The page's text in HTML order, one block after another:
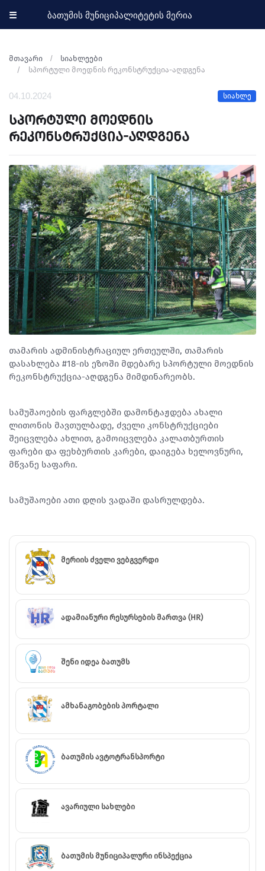
☰ ბათუმის მუნიციპალიტეტის მერია
მთავარი
სიახლეები
სპორტული მოედნის რეკონსტრუქცია-აღდგენა
04.10.2024 სიახლე
სპორტული მოედნის
რეკონსტრუქცია-აღდგენა
თამარის ადმინისტრაციულ ერთეულში, თამარის
დასახლება #18-ის ეზოში მდებარე სპორტული მოედნის
რეკონსტრუქცია-აღდგენა მიმდინარეობს.
სამუშაოების ფარგლებში დამონტაჟდება ახალი
ლითონის მავთულბადე, ძველი კონსტრუქციები
შეიცვლება ახლით, გამოიცვლება კალათბურთის
ფარები და ფეხბურთის კარები, დაიგება ხელოვნური,
მწვანე საფარი.
სამუშაოები ათი დღის ვადაში დასრულდება.
მერიის ძველი ვებგვერდი
ადამიანური რესურსების მართვა (HR)
შენი იდეა ბათუმს
ამხანაგობების პორტალი
ბათუმის ავტოტრანსპორტი
ავარიული სახლები
ბათუმის მუნიციპალური ინსპექცია